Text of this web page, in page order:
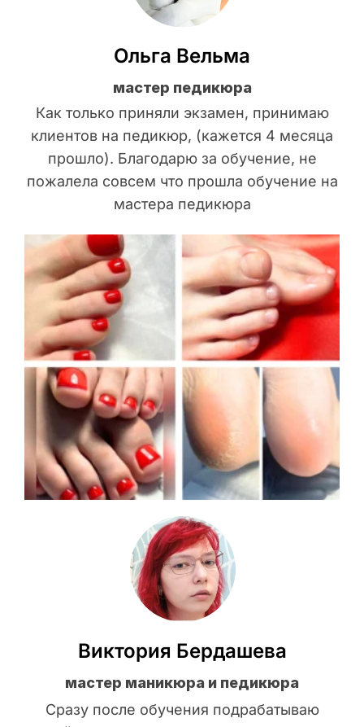
Ольга Вельма
мастер педикюра
Как только приняли экзамен, принимаю
клиентов на педикюр, (кажется 4 месяца
прошло). Благодарю за обучение, не
пожалела совсем что прошла обучение на
мастера педикюра
Виктория Бердашева
мастер маникюра и педикюра
Сразу после обучения подрабатываю